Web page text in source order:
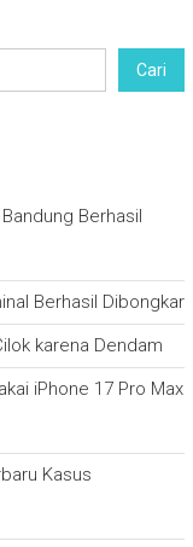
Cari
Berhasil
Berhasil Dibongkar
karena Dendam
iPhone 17 Pro Max
Kasus